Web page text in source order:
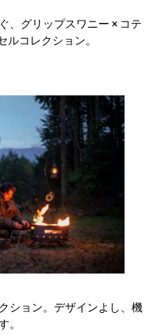
、グリップスワニー × コテ
ルコレクション。
ション。デザインよし、機
。